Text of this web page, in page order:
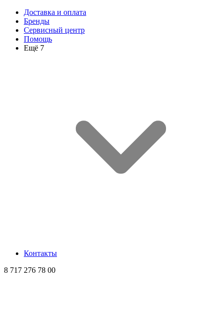
Доставка и оплата
Бренды
Сервисный центр
Помощь
Ещё 7
Контакты
8 717 276 78 00